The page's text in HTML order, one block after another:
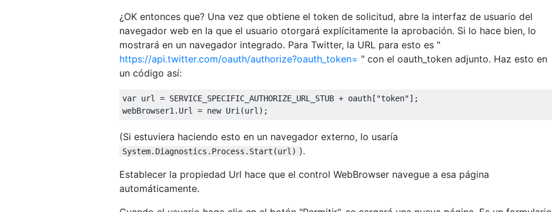
¿OK entonces que? Una vez que obtiene el token de solicitud, abre la interfaz de usuario del
navegador web en la que el usuario otorgará explícitamente la aprobación. Si lo hace bien, lo
mostrará en un navegador integrado. Para Twitter, la URL para esto es "
https://api.twitter.com/oauth/authorize?oauth_token= " con el oauth_token adjunto. Haz esto en
un código así:
var url = SERVICE_SPECIFIC_AUTHORIZE_URL_STUB + oauth [ "token"];
webBrowser1 . Url = new Uri (url );
(Si estuviera haciendo esto en un navegador externo, lo usaría
System.Diagnostics.Process.Start(url) ).
Establecer la propiedad Url hace que el control WebBrowser navegue a esa página
automáticamente.